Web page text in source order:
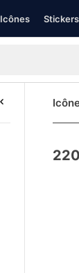
Icônes Stickers